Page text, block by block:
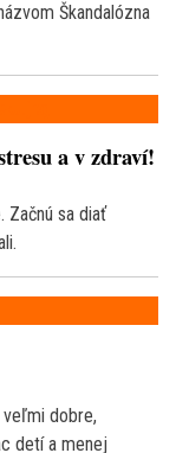
Škandalózna
a v zdraví!
Začnú sa diať
veľmi dobre,
detí a menej